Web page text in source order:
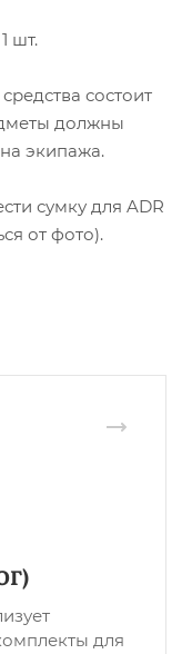
шт.
состоит
должны
экипажа.
сумку для ADR
от фото).
для